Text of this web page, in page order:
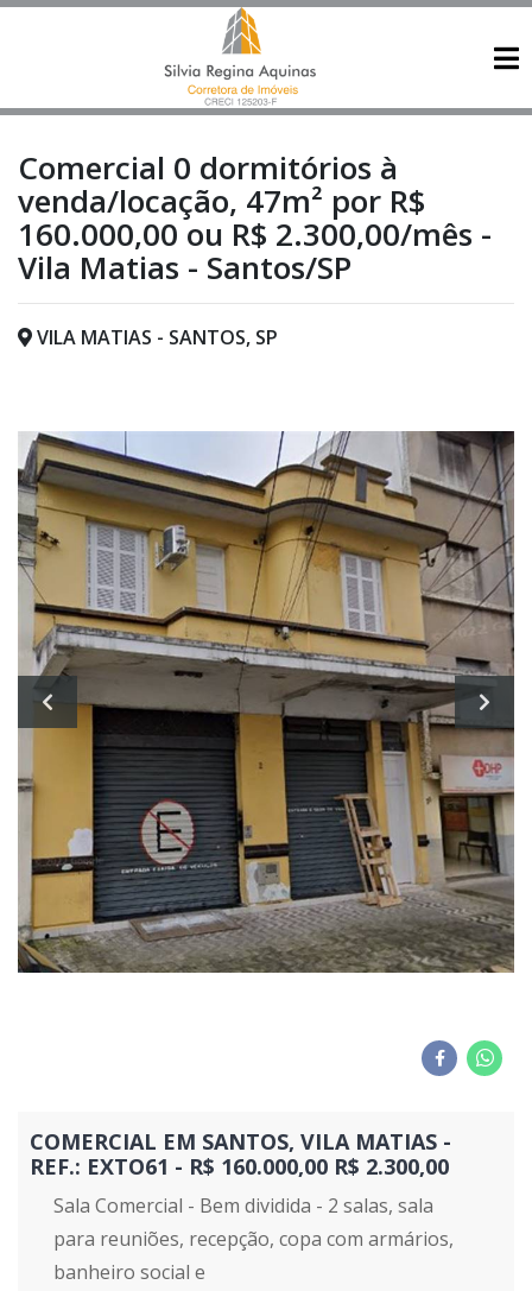
Comercial 0 dormitórios à
venda/locação, 47m² por R$
160.000,00 ou R$ 2.300,00/mês -
Vila Matias - Santos/SP
VILA MATIAS - SANTOS, SP
COMERCIAL EM SANTOS, VILA MATIAS -
REF.: EXTO61 - R$ 160.000,00 R$ 2.300,00
Sala Comercial - Bem dividida - 2 salas, sala
para reuniões, recepção, copa com armários,
banheiro social e